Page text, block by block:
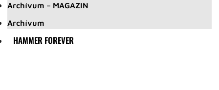
Archívum – MAGAZIN
Archívum
HAMMER FOREVER